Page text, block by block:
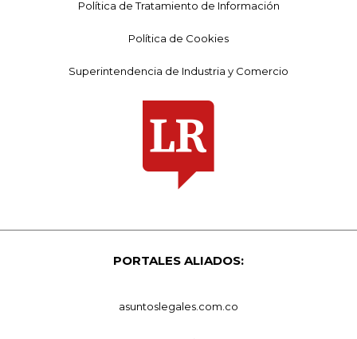
Política de Tratamiento de Información
Política de Cookies
Superintendencia de Industria y Comercio
PORTALES ALIADOS:
asuntoslegales.com.co